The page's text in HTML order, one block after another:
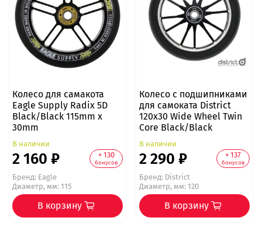
Колесо для самакота
Eagle Supply Radix 5D
Black/Black 115mm х
30mm
В наличии
2 160 ₽ + 130
бонусов
Бренд:Eagle
Диаметр, мм: 115
В корзину
Колесо с подшипниками
для самоката District
120x30 Wide Wheel Twin
Core Black/Black
В наличии
2 290 ₽ + 137
бонусов
Бренд:District
Диаметр, мм: 120
В корзину